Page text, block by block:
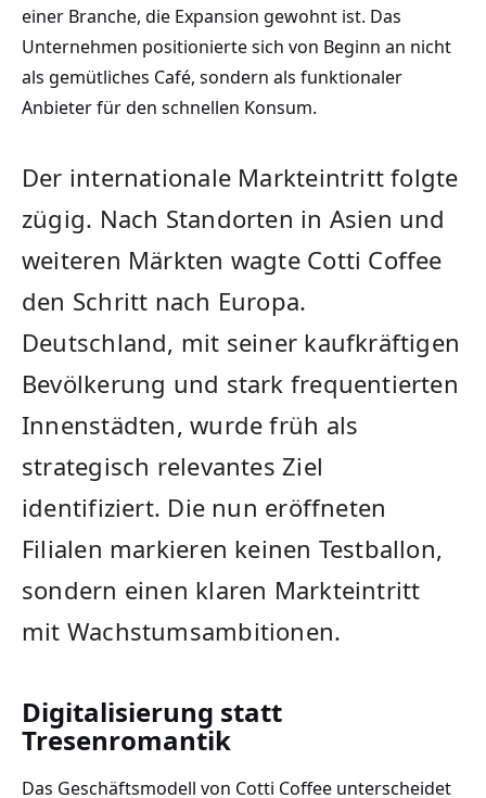
einer Branche, die Expansion gewohnt ist. Das
Unternehmen positionierte sich von Beginn an nicht
als gemütliches Café, sondern als funktionaler
Anbieter für den schnellen Konsum.
Der internationale Markteintritt folgte
zügig. Nach Standorten in Asien und
weiteren Märkten wagte Cotti Coffee
den Schritt nach Europa.
Deutschland, mit seiner kaufkräftigen
Bevölkerung und stark frequentierten
Innenstädten, wurde früh als
strategisch relevantes Ziel
identifiziert. Die nun eröffneten
Filialen markieren keinen Testballon,
sondern einen klaren Markteintritt
mit Wachstumsambitionen.
Digitalisierung statt
Tresenromantik
Das Geschäftsmodell von Cotti Coffee unterscheidet